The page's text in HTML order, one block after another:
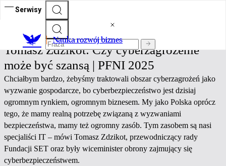
Serwisy
Nauka rozwój biznes
Nauka rozwój biznes
Tomasz Zdzikot: Czy cyberzagrożenie
może być szansą | PFNI 2025
Chciałbym bardzo, żebyśmy traktowali obszar cyberzagrożeń jako
wyzwanie gospodarcze, bo cyberbezpieczeństwo jest dzisiaj
ogromnym rynkiem, ogromnym biznesem. My jako Polska oprócz
tego, że mamy realną potrzebę związaną z wyzwaniami
bezpieczeństwa, mamy też ogromny zasób. Tym zasobem są nasi
specjaliści IT – mówi Tomasz Zdzikot, przewodniczący rady
Fundacji SET oraz były wiceminister obrony zajmujący się
cyberbezpieczeństwem.